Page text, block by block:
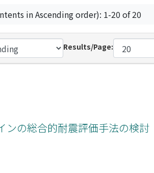
in Ascending order): 1-20 of 20
Results/Page:
ンの総合的耐震評価手法の検討